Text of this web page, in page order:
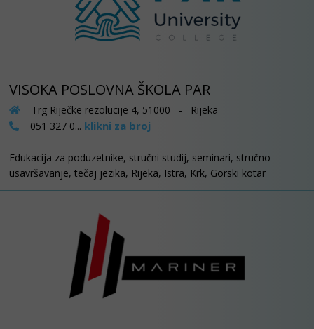
VISOKA POSLOVNA ŠKOLA PAR
Trg Riječke rezolucije 4, 51000 - Rijeka
051 327 0... klikni za broj
Edukacija za poduzetnike, stručni studij, seminari, stručno
usavršavanje, tečaj jezika, Rijeka, Istra, Krk, Gorski kotar